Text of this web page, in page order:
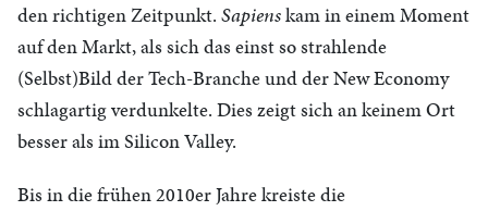
den richtigen Zeitpunkt. Sapienskam in einem Moment
auf den Markt, als sich das einst so strahlende
(Selbst)Bild der Tech-Branche und der New Economy
schlagartig verdunkelte. Dies zeigt sich an keinem Ort
besser als im Silicon Valley.
Bis in die frühen 2010er Jahre kreiste die